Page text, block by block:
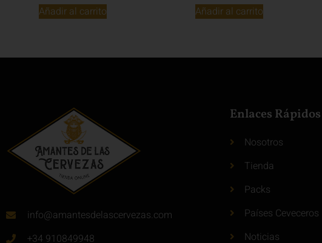
Añadir al carrito Añadir al carrito
info@amantesdelascervezas.com
+34 910849948
Enlaces Rápidos
Nosotros
Tienda
Packs
Países Ceveceros
Noticias